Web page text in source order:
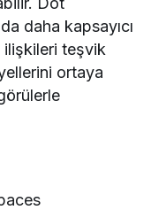
daha kapsayıcı
ilişkileri teşvik
ortaya